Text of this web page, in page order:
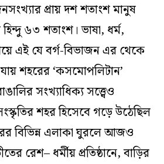
প্রায় দশ শতাংশ মানুষ
৬৩ শতাংশ। ভাষা, ধর্ম,
এই যে বর্গ-বিভাজন এর থেকে
শহরের ‘কসমোপলিটান’
সংখ্যাধিক্য সত্ত্বেও
শহর হিসেবে গড়ে উঠেছিল
বিভিন্ন এলাকা ঘুরলে আজও
রেশ– ধর্মীয় প্রতিষ্ঠানে, বাড়ির